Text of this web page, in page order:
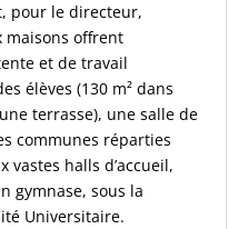
pour le directeur,
maisons offrent
et de travail
élèves (130 m² dans
terrasse), une salle de
communes réparties
vastes halls d’accueil,
gymnase, sous la
Universitaire.